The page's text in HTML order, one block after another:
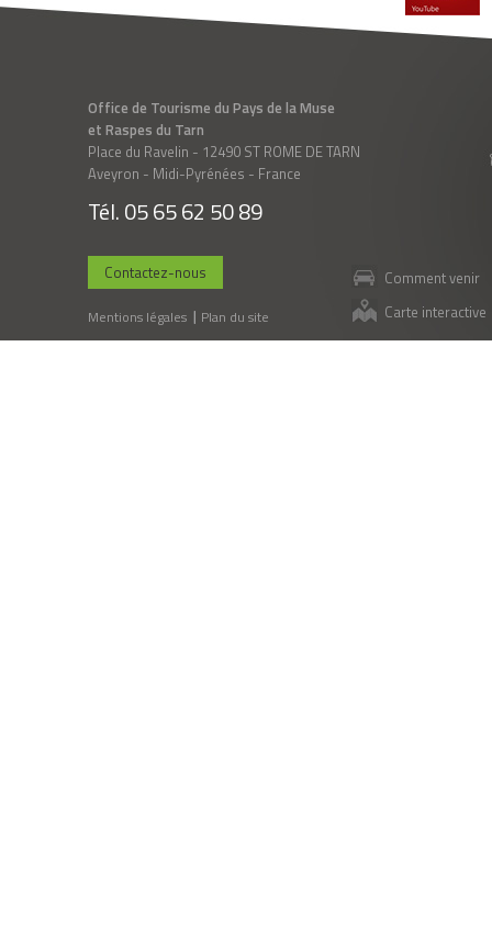
Office de Tourisme du Pays de la Muse
et Raspes du Tarn
Place du Ravelin - 12490 ST ROME DE TARN
Aveyron - Midi-Pyrénées - France
Tél. 05 65 62 50 89
Contactez-nous
Mentions légales Plan du site
Comment venir
Carte interactive